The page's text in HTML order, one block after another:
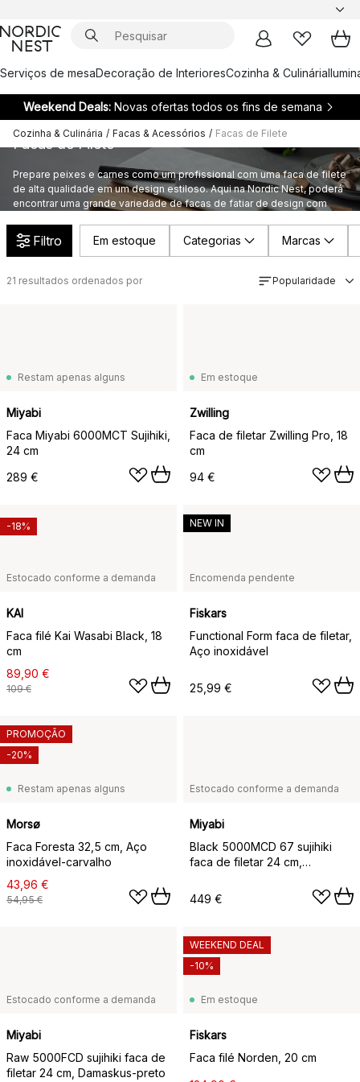
Serviços de mesaDecoração de InterioresCozinha & Culinária
Weekend Deals: Novas ofertas todos os fins de semana
Cozinha & Culinária / Facas & Acessórios / Facas de Filete
Facas de Filete
Prepare peixes e carnes como um profissional com uma faca de filete
de alta qualidade em um design estiloso. Aqui na Nordic Nest, poderá
encontrar uma grande variedade de facas de fatiar de design com
Filtro Em estoque Categorias Marcas
21 resultados ordenados por Popularidade
Restam apenas alguns
Miyabi
Faca Miyabi 6000MCT Sujihiki,
24 cm
289 €
Em estoque
Zwilling
Faca de filetar Zwilling Pro, 18
cm
94 €
Estocado conforme a demanda
KAI
Faca filé Kai Wasabi Black, 18
cm
89,90 €
109 €
-18%
Encomenda pendente
Fiskars
Functional Form faca de filetar,
Aço inoxidável
25,99 €
NEW IN
Restam apenas alguns
Morsø
Faca Foresta 32,5 cm, Aço
inoxidável-carvalho
43,96 €
54,95 €
PROMOÇÃO
-20%
Estocado conforme a demanda
Miyabi
Black 5000MCD 67 sujihiki
faca de filetar 24 cm,
449 €
Estocado conforme a demanda
Miyabi
Raw 5000FCD sujihiki faca de
filetar 24 cm, Damaskus-preto
Em estoque
Fiskars
Faca filé Norden, 20 cm
WEEKEND DEAL
-10%